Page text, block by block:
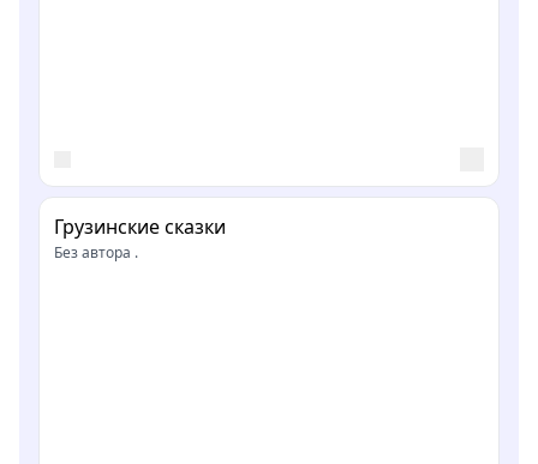
Грузинские сказки
Без автора .